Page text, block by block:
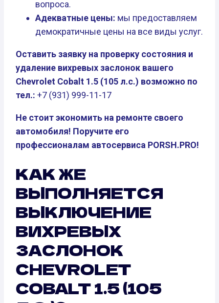
вопроса.
Адекватные цены: мы предоставляем
демократичные цены на все виды услуг.
Оставить заявку на проверку состояния и
удаление вихревых заслонок вашего
Chevrolet Cobalt 1.5 (105 л.с.) возможно по
тел.: +7 (931) 999-11-17
Не стоит экономить на ремонте своего
автомобиля! Поручите его
профессионалам автосервиса PORSH.PRO!
КАК ЖЕ
ВЫПОЛНЯЕТСЯ
ВЫКЛЮЧЕНИЕ
ВИХРЕВЫХ
ЗАСЛОНОК
CHEVROLET
COBALT 1.5 (105